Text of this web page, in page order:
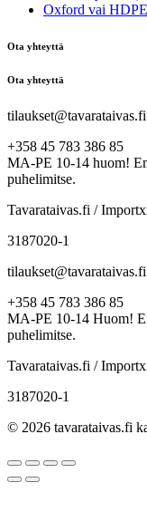
Oxford vai
Ota yhteyttä
Ota yhteyttä
tilaukset@tavarataivas.fi
+358 45 783 386 85
MA-PE 10-14 huom!
puhelimitse.
Tavarataivas.fi /
3187020-1
tilaukset@tavarataivas.fi
+358 45 783 386 85
MA-PE 10-14 Huom!
puhelimitse.
Tavarataivas.fi /
3187020-1
© 2026 tavarataivas.fi